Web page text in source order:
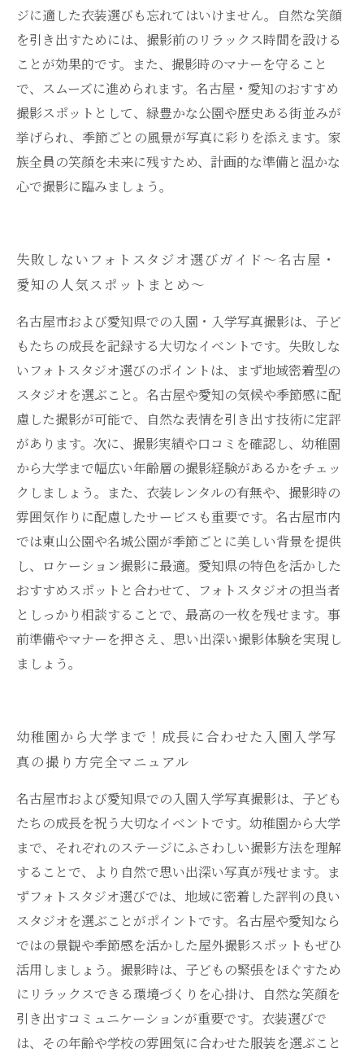
ジに適した衣装選びも忘れてはいけません。自然な笑顔
を引き出すためには、撮影前のリラックス時間を設ける
ことが効果的です。また、撮影時のマナーを守ること
で、スムーズに進められます。名古屋・愛知のおすすめ
撮影スポットとして、緑豊かな公園や歴史ある街並みが
挙げられ、季節ごとの風景が写真に彩りを添えます。家
族全員の笑顔を未来に残すため、計画的な準備と温かな
心で撮影に臨みましょう。
失敗しないフォトスタジオ選びガイド〜名古屋・
愛知の人気スポットまとめ〜
名古屋市および愛知県での入園・入学写真撮影は、子ど
もたちの成長を記録する大切なイベントです。失敗しな
いフォトスタジオ選びのポイントは、まず地域密着型の
スタジオを選ぶこと。名古屋や愛知の気候や季節感に配
慮した撮影が可能で、自然な表情を引き出す技術に定評
があります。次に、撮影実績や口コミを確認し、幼稚園
から大学まで幅広い年齢層の撮影経験があるかをチェッ
クしましょう。また、衣装レンタルの有無や、撮影時の
雰囲気作りに配慮したサービスも重要です。名古屋市内
では東山公園や名城公園が季節ごとに美しい背景を提供
し、ロケーション撮影に最適。愛知県の特色を活かした
おすすめスポットと合わせて、フォトスタジオの担当者
としっかり相談することで、最高の一枚を残せます。事
前準備やマナーを押さえ、思い出深い撮影体験を実現し
ましょう。
幼稚園から大学まで！成長に合わせた入園入学写
真の撮り方完全マニュアル
名古屋市および愛知県での入園入学写真撮影は、子ども
たちの成長を祝う大切なイベントです。幼稚園から大学
まで、それぞれのステージにふさわしい撮影方法を理解
することで、より自然で思い出深い写真が残せます。ま
ずフォトスタジオ選びでは、地域に密着した評判の良い
スタジオを選ぶことがポイントです。名古屋や愛知なら
ではの景観や季節感を活かした屋外撮影スポットもぜひ
活用しましょう。撮影時は、子どもの緊張をほぐすため
にリラックスできる環境づくりを心掛け、自然な笑顔を
引き出すコミュニケーションが重要です。衣装選びで
は、その年齢や学校の雰囲気に合わせた服装を選ぶこと